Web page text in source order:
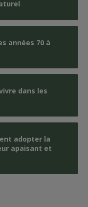
années 70 à
dans les
adopter la
apaisant et